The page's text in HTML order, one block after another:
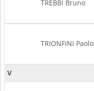
TREBBI Bruno
TRIONFINI Paolo
V